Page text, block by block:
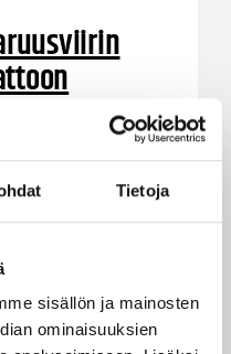
Tietoja
sisällön ja mainosten
ominaisuuksien
– Mikael
kauden
linjan